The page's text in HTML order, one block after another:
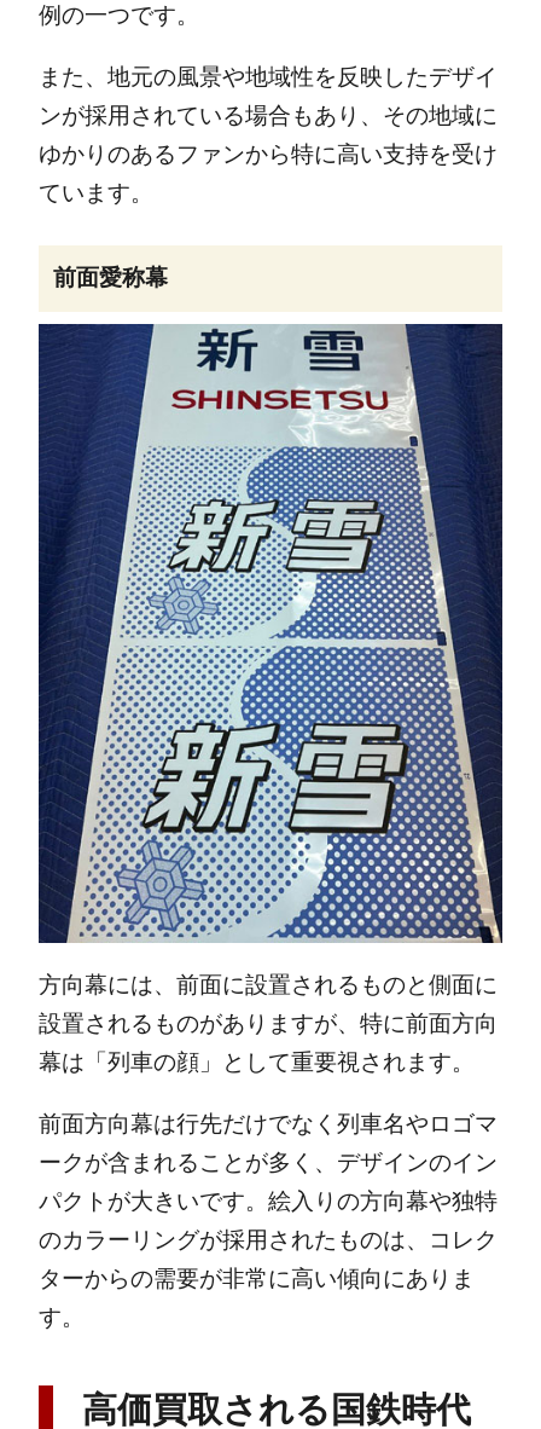
例の一つです。
また、地元の風景や地域性を反映したデザイ
ンが採用されている場合もあり、その地域に
ゆかりのあるファンから特に高い支持を受け
ています。
前面愛称幕
方向幕には、前面に設置されるものと側面に
設置されるものがありますが、特に前面方向
幕は「列車の顔」として重要視されます。
前面方向幕は行先だけでなく列車名やロゴマ
ークが含まれることが多く、デザインのイン
パクトが大きいです。絵入りの方向幕や独特
のカラーリングが採用されたものは、コレク
ターからの需要が非常に高い傾向にありま
す。
高価買取される国鉄時代